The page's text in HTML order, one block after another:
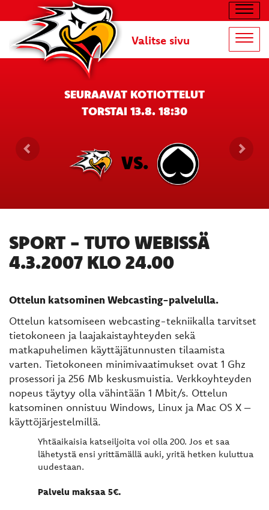
Valitse sivu
SEURAAVAT KOTIOTTELUT
TORSTAI 13.8. 18:30
VS.
SPORT - TUTO WEBISSÄ
4.3.2007 KLO 24.00
Ottelun katsominen Webcasting-palvelulla.
Ottelun katsomiseen webcasting-tekniikalla tarvitset
tietokoneen ja laajakaistayhteyden sekä
matkapuhelimen käyttäjätunnusten tilaamista
varten. Tietokoneen minimivaatimukset ovat 1 Ghz
prosessori ja 256 Mb keskusmuistia. Verkkoyhteyden
nopeus täytyy olla vähintään 1 Mbit/s. Ottelun
katsominen onnistuu Windows, Linux ja Mac OS X –
käyttöjärjestelmillä.
Yhtäaikaisia katseiljoita voi olla 200. Jos et saa
lähetystä ensi yrittämällä auki, yritä hetken kuluttua
uudestaan.
Palvelu maksaa 5€.